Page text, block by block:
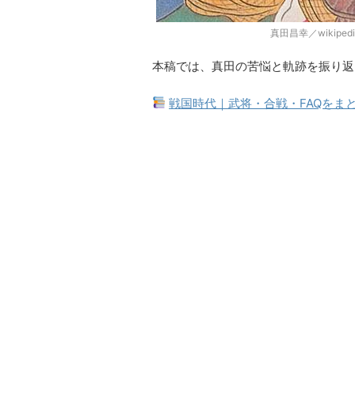
真田昌幸／
本稿では、真田の苦悩と軌跡を振り
戦国時代｜武将・合戦・FAQをま